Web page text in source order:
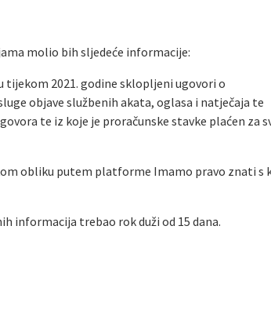
molio bih sljedeće informacije:
tijekom 2021. godine sklopljeni ugovori o
objave službenih akata, oglasa i natječaja te
te iz koje je proračunske stavke plaćen za
obliku putem platforme Imamo pravo znati s
informacija trebao rok duži od 15 dana.